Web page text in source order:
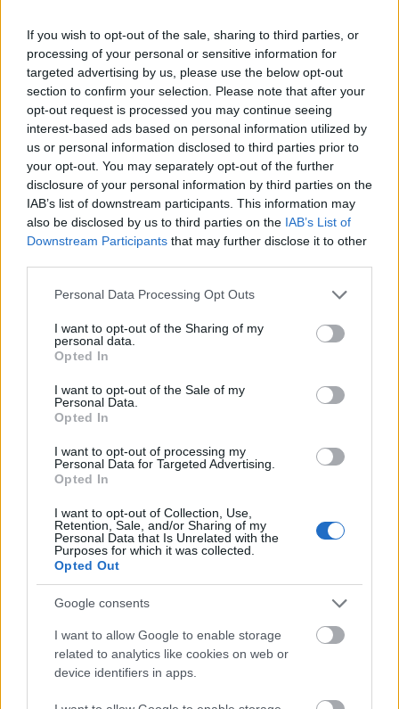
If you wish to opt-out of the sale, sharing to third parties, or
processing of your personal or sensitive information for
targeted advertising by us, please use the below opt-out
section to confirm your selection. Please note that after your
opt-out request is processed you may continue seeing
interest-based ads based on personal information utilized by
us or personal information disclosed to third parties prior to
your opt-out. You may separately opt-out of the further
disclosure of your personal information by third parties on the
IAB’s list of downstream participants. This information may
also be disclosed by us to third parties on the IAB’s List of
Downstream Participants that may further disclose it to other
Please note that this website/app uses one or more Google
not limited to your visit or usage behaviour. You may click to
grant or deny consent to Google and its third-party tags to
use your data for below specified purposes in below Google
consent section.
Personal Data Processing Opt Outs
I want to opt-out of the Sharing of my
personal data.
Opted In
I want to opt-out of the Sale of my
Personal Data.
Opted In
I want to opt-out of processing my
Personal Data for Targeted Advertising.
Opted In
I want to opt-out of Collection, Use,
Retention, Sale, and/or Sharing of my
Personal Data that Is Unrelated with the
Purposes for which it was collected.
Opted Out
Google consents
I want to allow Google to enable storage
related to analytics like cookies on web or
device identifiers in apps.
Pozostały wątpliwości? Brakuje czegoś w haśle?
Zobacz, co zyskują abonenci Dobrego słownika.
SPRAWDŹ
Często sprawdzane
Odmiana: o formach czasu przyszłego
Mieszkaniec Oslo, mieszkanka Oslo i przymiotnik od Oslo
Gwizdek do mleka, mleko z gwizdkiem?
Ciekawostki
kocimiętka— Pochodzenie nazwykocimiętka
na pohybel— A skąd
Mogą Cię zainteresować również hasła
sylabotoniczny
predykatyw